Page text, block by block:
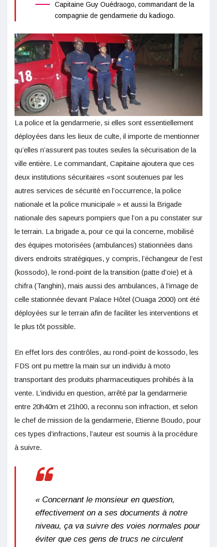
Capitaine Guy Ouédraogo, commandant de la
compagnie de gendarmerie du kadiogo.
La police et la gendarmerie, si elles sont essentiellement
déployées dans les lieux de culte, il importe de mentionner
qu’elles n’assurent pas toutes seules la sécurisation de la
ville entière. Le commandant, Capitaine ajoutera que ces
deux institutions sécuritaires «sont soutenues par les
autres services de sécurité en l’occurrence, la police
nationale et la police municipale » et aussi la Brigade
nationale des sapeurs pompiers que l’on a pu constater sur
le terrain. La brigade a, pour ce qui la concerne, mobilisé
des équipes motorisées (ambulances) stationnées dans
divers endroits stratégiques, y compris, l’échangeur de l’est
(kossodo), le rond-point de la transition (patte d’oie) et à
chifra (Tanghin), mais aussi des ambulances, à l’image de
celle stationnée devant Palace Hôtel (Ouaga 2000) ont été
déployées sur le terrain afin de faciliter les interventions et
le plus tôt possible.
En effet lors des contrôles, au rond-point de kossodo, les
FDS ont pu mettre la main sur un individu à moto
transportant des produits pharmaceutiques prohibés à la
vente. L’individu en question, arrêté par la gendarmerie
entre 20h40m et 21h00, a reconnu son infraction, et selon
le chef de mission de la gendarmerie, Etienne Boudo, pour
ces types d’infractions, l’auteur est soumis à la procédure
à suivre.
« Concernant le monsieur en question,
effectivement on a ses documents à notre
niveau, ça va suivre des voies normales pour
éviter que ces gens de trucs ne circulent